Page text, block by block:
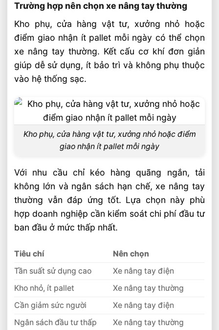
Trường hợp nên chọn xe nâng tay thường
Kho phụ, cửa hàng vật tư, xưởng nhỏ hoặc
điểm giao nhận ít pallet mỗi ngày có thể chọn
xe nâng tay thường. Kết cấu cơ khí đơn giản
giúp dễ sử dụng, ít bảo trì và không phụ thuộc
vào hệ thống sạc.
Kho phụ, cửa hàng vật tư, xưởng nhỏ hoặc điểm
giao nhận ít pallet mỗi ngày
Với nhu cầu chỉ kéo hàng quãng ngắn, tải
không lớn và ngân sách hạn chế, xe nâng tay
thường vẫn đáp ứng tốt. Lựa chọn này phù
hợp doanh nghiệp cần kiểm soát chi phí đầu tư
ban đầu ở mức thấp nhất.
Tiêu chí
Nên chọn
Tần suất sử dụng cao
Xe nâng tay điện
Kho nhỏ, ít pallet
Xe nâng tay thường
Cần giảm sức người
Xe nâng tay điện
Ngân sách đầu tư thấp
Xe nâng tay thường